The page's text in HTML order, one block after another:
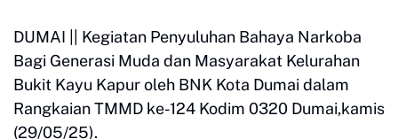
DUMAI || Kegiatan Penyuluhan Bahaya Narkoba
Bagi Generasi Muda dan Masyarakat Kelurahan
Bukit Kayu Kapur oleh BNK Kota Dumai dalam
Rangkaian TMMD ke-124 Kodim 0320 Dumai,kamis
(29/05/25).